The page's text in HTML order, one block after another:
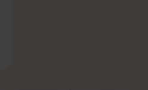
VARUMÄRKE